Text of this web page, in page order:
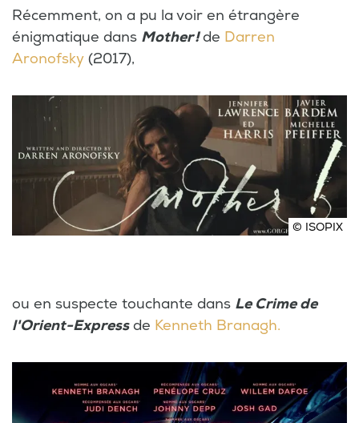
Récemment, on a pu la voir en étrangère
énigmatique dans Mother !de Darren
Aronofsky (2017),
© ISOPIX
ou en suspecte touchante dans Le Crime de
l'Orient-Expressde Kenneth Branagh.